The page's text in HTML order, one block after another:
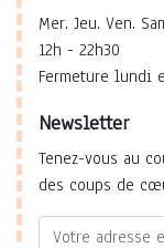
Mer. Jeu. Ven.
12h - 22h30
Fermeture lundi
Newsletter
Tenez-vous au
des coups de